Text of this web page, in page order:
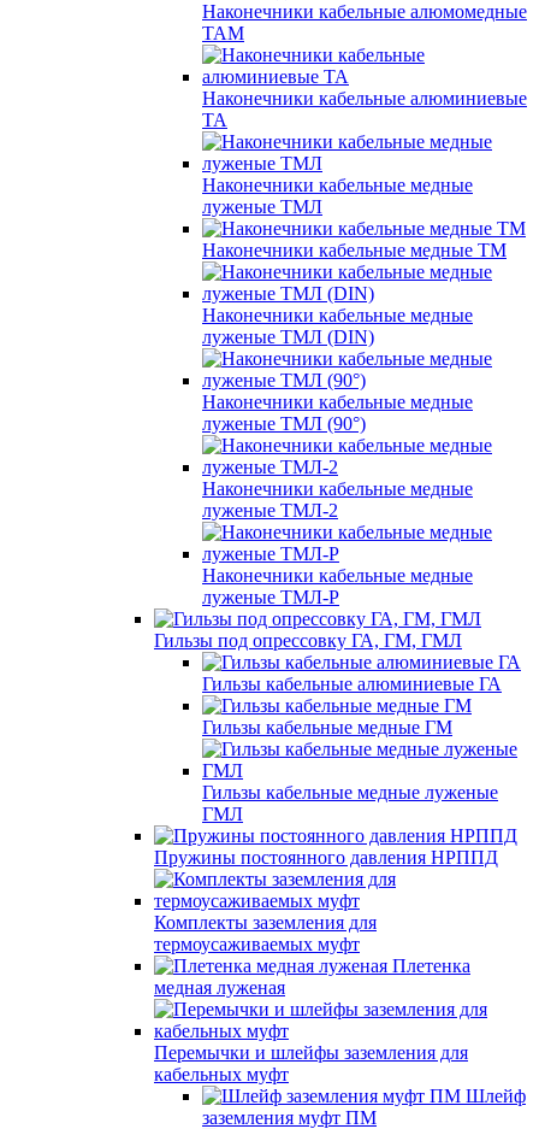
Наконечники кабельные алюмомедные
ТАМ
Наконечники кабельные алюминиевые
ТА
Наконечники кабельные медные
луженые ТМЛ
Наконечники кабельные медные ТМ
Наконечники кабельные медные
луженые ТМЛ (DIN)
Наконечники кабельные медные
луженые ТМЛ (90°)
Наконечники кабельные медные
луженые ТМЛ-2
Наконечники кабельные медные
луженые ТМЛ-Р
Гильзы под опрессовку ГА, ГМ, ГМЛ
Гильзы кабельные алюминиевые ГА
Гильзы кабельные медные ГМ
Гильзы кабельные медные луженые
ГМЛ
Пружины постоянного давления НРППД
Комплекты заземления для
термоусаживаемых муфт
Плетенка
медная луженая
Перемычки и шлейфы заземления для
кабельных муфт
Шлейф
заземления муфт ПМ